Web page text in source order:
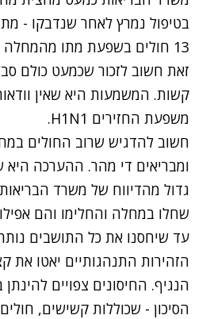
בטיפול נמרץ לאחר שנדבקו -
13 חולים בשפעת מתו
זאת חשוב לזכור שכמעט כולם
קשות. המשמעות היא שאין
משפעת החזירים H1N1.
חשוב להדגיש שרוב החולים
ומבריאים די מהר. ההערכה
גדול מהדיווח של משרד
שחלו במחלה והחלימו והם
עד שיחסנו את כל התושבים
הזהירות התנהגותיים יאטו
הנגיף. החיסונים צפויים
הסיכון - שכוללות קשישים,